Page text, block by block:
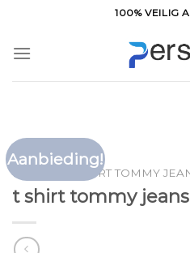
inhoud
100% VEILIG
Aanbieding!
HOME T SHIRT TOMMY
t shirt tommy jeans